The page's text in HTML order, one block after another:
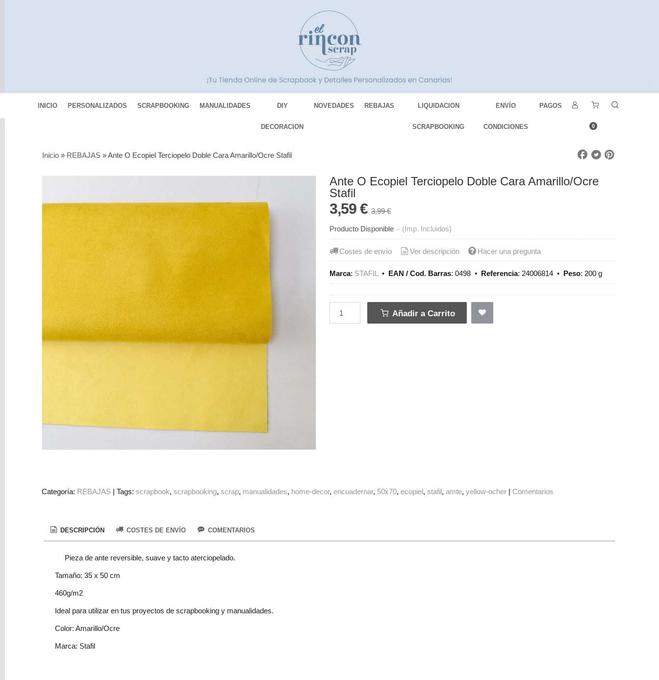
INICIO PERSONALIZADOS SCRAPBOOKING MANUALIDADES DIY
DECORACION
NOVEDADES REBAJAS LIQUIDACION
SCRAPBOOKING
ENVÍO
CONDICIONES
PAGOS
0
Pinturas
Mediums
Máquinas
Vinilos
REBAJAS
Novedades
NAVIDAD
Papelería
Figuras
Marcas
Inicio » REBAJAS »Ante O Ecopiel Terciopelo Doble Cara Amarillo/Ocre Stafil
Ante O Ecopiel Terciopelo Doble Cara Amarillo/Ocre
Stafil
3,59 €3,99 €
Producto Disponible - (Imp. Incluidos)
Costes de envío Ver descripción Hacer una pregunta
Marca: STAFIL • EAN / Cod. Barras:0498 • Referencia: 24006814 • Peso: 200 g
Añadir a Carrito
Categoría: REBAJAS |Tags:scrapbook scrapbooking scrap manualidades home-decor encuadernar 50x70 ecopiel stafil amte yellow-ocher | Comentarios
DESCRIPCIÓN COSTES DE ENVÍO COMENTARIOS
Pieza de ante reversible, suave y tacto aterciopelado.
Tamaño: 35 x 50 cm
460g/m2
Ideal para utilizar en tus proyectos de scrapbooking y manualidades.
Color: Amarillo/Ocre
Marca: Stafil